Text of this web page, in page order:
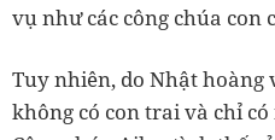
vụ như các công chúa con
Tuy nhiên, do Nhật hoàng
không có con trai và chỉ